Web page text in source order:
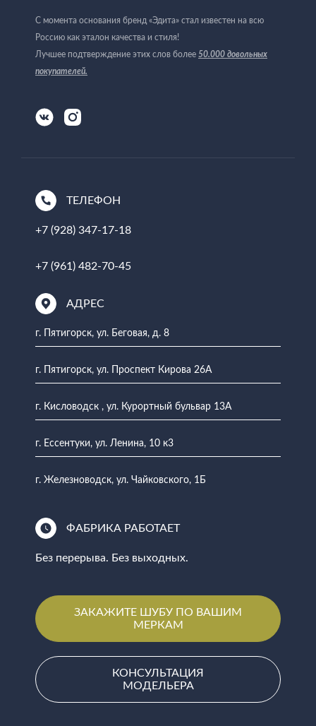
С момента основания бренд «Эдита» стал известен на всю
Россию как эталон качества и стиля!
Лучшее подтверждение этих слов более 50.000 довольных
покупателей.
ТЕЛЕФОН
+7 (928) 347-17-18
+7 (961) 482-70-45
АДРЕС
г. Пятигорск, ул. Беговая, д. 8
г. Пятигорск, ул. Проспект Кирова 26А
г. Кисловодск , ул. Курортный бульвар 13А
г. Ессентуки, ул. Ленина, 10 к3
г. Железноводск, ул. Чайковского, 1Б
ФАБРИКА РАБОТАЕТ
Без перерыва. Без выходных.
ЗАКАЖИТЕ ШУБУ ПО ВАШИМ
МЕРКАМ
КОНСУЛЬТАЦИЯ
МОДЕЛЬЕРА